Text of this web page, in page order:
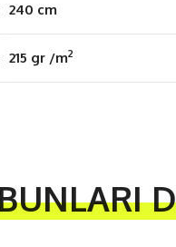
240 cm
215 gr /m2